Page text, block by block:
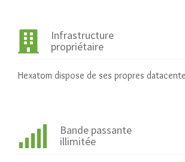
Infrastructure
propriétaire
Hexatom dispose de ses propres
Bande passante
illimitée